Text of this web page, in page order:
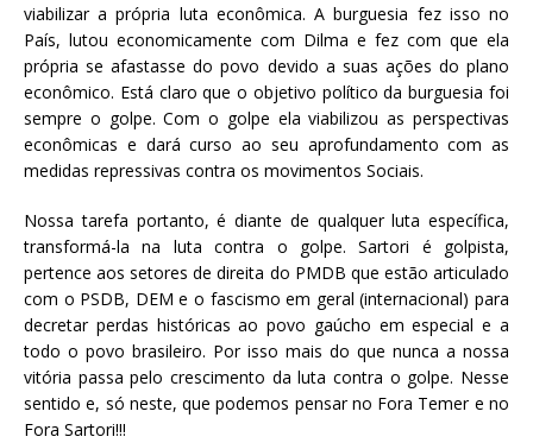
viabilizar a própria luta econômica. A burguesia fez isso no
País, lutou economicamente com Dilma e fez com que ela
própria se afastasse do povo devido a suas ações do plano
econômico. Está claro que o objetivo político da burguesia foi
sempre o golpe. Com o golpe ela viabilizou as perspectivas
econômicas e dará curso ao seu aprofundamento com as
medidas repressivas contra os movimentos Sociais.
Nossa tarefa portanto, é diante de qualquer luta específica,
transformá-la na luta contra o golpe. Sartori é golpista,
pertence aos setores de direita do PMDB que estão articulado
com o PSDB, DEM e o fascismo em geral (internacional) para
decretar perdas históricas ao povo gaúcho em especial e a
todo o povo brasileiro. Por isso mais do que nunca a nossa
vitória passa pelo crescimento da luta contra o golpe. Nesse
sentido e, só neste, que podemos pensar no Fora Temer e no
Fora Sartori!!!